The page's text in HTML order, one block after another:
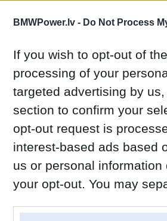
BMWPower.lv - Do Not Process
If you wish to opt-out of
processing of your
targeted advertising by
section to confirm your
opt-out request is
interest-based ads based
us or personal
your opt-out. You may